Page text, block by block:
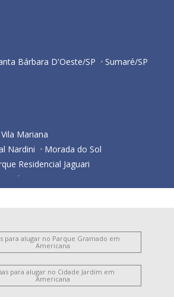
Bárbara D'Oeste/SP Sumaré/SP
Vila Mariana
Nardini
Morada do Sol
Residencial Jaguari
Vila Santa Catarina
Vila Cordenonsi
II
Jardim Girassol
Vila Pavan
Terramérica III
Vila Belvedere
Jardim Progresso
Vila Frezzarim
para alugar no Parque Gramado em
Americana
para alugar no Cidade Jardim em
Americana